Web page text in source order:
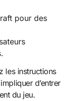
pour des
les instructions
d’entrer
du jeu.